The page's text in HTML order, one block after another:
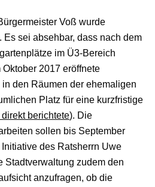
Voß wurde
sei absehbar, dass nach dem
im Ü3-Bereich
2017 eröffnete
den Räumen der ehemaligen
Platz für eine kurzfristige
berichtete). Die
sollen bis September
des Ratsherrn Uwe
Stadtverwaltung zudem den
anzufragen, ob die